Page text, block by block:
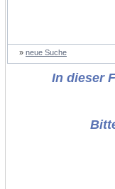
» neue Suche
In dieser